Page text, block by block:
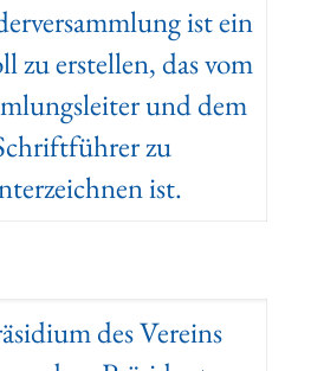
ist ein
zu erstellen, das vom
und dem
zu
ist.
des Vereins